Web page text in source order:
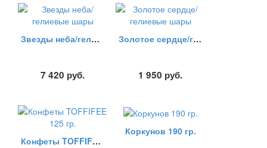
Звезды неба/гелиевые шары
7 420 руб.
Золотое сердце/гелиевые шары
1 950 руб.
Конфеты TOFFIFEE 125 гр.
Коркунов 190 гр.